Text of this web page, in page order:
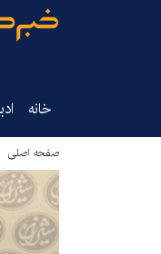
خانه
صفحه اصلی